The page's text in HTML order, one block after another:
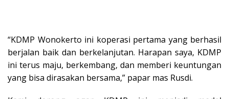
“KDMP Wonokerto ini koperasi pertama yang berhasil
berjalan baik dan berkelanjutan. Harapan saya, KDMP
ini terus maju, berkembang, dan memberi keuntungan
yang bisa dirasakan bersama,” papar mas Rusdi.